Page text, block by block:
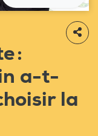
:
a-t-
la